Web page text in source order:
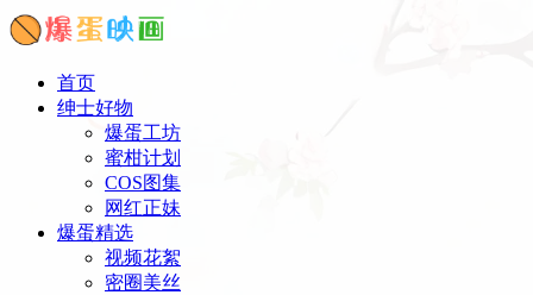
首页
绅士好物
爆蛋工坊
蜜柑计划
COS图集
网红正妹
爆蛋精选
视频花絮
密圈美丝